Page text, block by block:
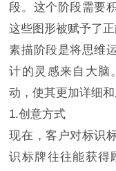
段。这个阶段需要
这些图形被赋予了正
素描阶段是将思维
计的灵感来自大脑
动，使其更加详细和
1.创意方式
现在，客户对标识
识标牌往往能获得